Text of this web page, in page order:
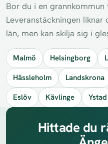
Bor du i en grannkommun
Leveranstäckningen
län, men kan skilja sig i
Malmö Helsingborg
Hässleholm
Landskrona
Eslöv
Kävlinge Ystad
Hittade du